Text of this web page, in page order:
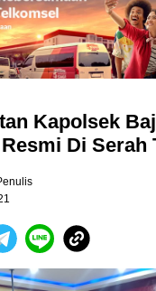
Kapolsek
Di Serah